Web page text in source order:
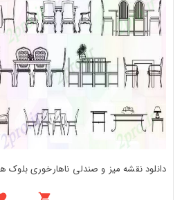
دانلود نقشه میز و صندلی ناهارخوری بلوک های